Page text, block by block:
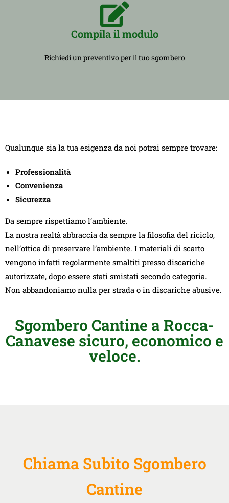
Compila il modulo
Richiedi un preventivo per il tuo sgombero
Qualunque sia la tua esigenza da noi potrai sempre trovare:
Professionalità
Convenienza
Sicurezza
Da sempre rispettiamo l’ambiente.
La nostra realtà abbraccia da sempre la filosofia del riciclo,
nell’ottica di preservare l’ambiente. I materiali di scarto
vengono infatti regolarmente smaltiti presso discariche
autorizzate, dopo essere stati smistati secondo categoria.
Non abbandoniamo nulla per strada o in discariche abusive.
Sgombero Cantine a Rocca-
Canavese sicuro, economico e
veloce.
Chiama Subito Sgombero
Cantine